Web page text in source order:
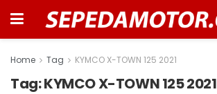
Home Tag KYMCO X-TOWN 125 2021
Tag:KYMCO X-TOWN 125 2021